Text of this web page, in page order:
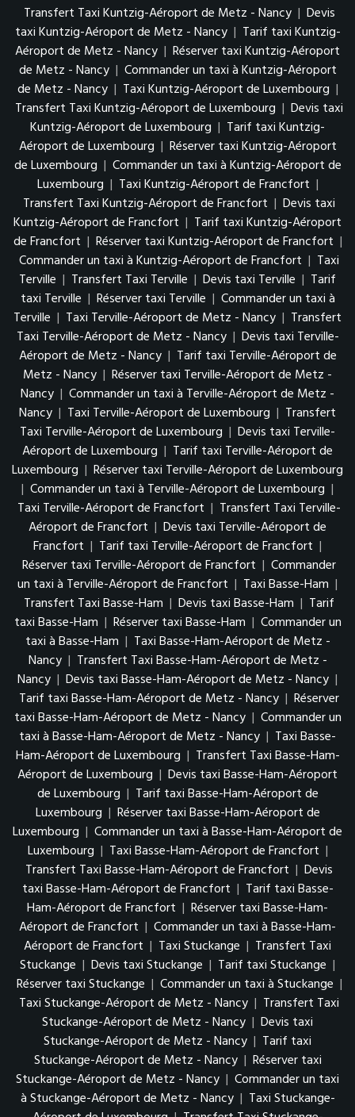
Transfert Taxi Kuntzig-Aéroport de Metz - Nancy | Devis
taxi Kuntzig-Aéroport de Metz - Nancy | Tarif taxi Kuntzig-
Aéroport de Metz - Nancy | Réserver taxi Kuntzig-Aéroport
de Metz - Nancy | Commander un taxi à Kuntzig-Aéroport
de Metz - Nancy | Taxi Kuntzig-Aéroport de Luxembourg |
Transfert Taxi Kuntzig-Aéroport de Luxembourg | Devis taxi
Kuntzig-Aéroport de Luxembourg | Tarif taxi Kuntzig-
Aéroport de Luxembourg | Réserver taxi Kuntzig-Aéroport
de Luxembourg | Commander un taxi à Kuntzig-Aéroport de
Luxembourg | Taxi Kuntzig-Aéroport de Francfort |
Transfert Taxi Kuntzig-Aéroport de Francfort | Devis taxi
Kuntzig-Aéroport de Francfort | Tarif taxi Kuntzig-Aéroport
de Francfort | Réserver taxi Kuntzig-Aéroport de Francfort |
Commander un taxi à Kuntzig-Aéroport de Francfort | Taxi
Terville | Transfert Taxi Terville | Devis taxi Terville | Tarif
taxi Terville | Réserver taxi Terville | Commander un taxi à
Terville | Taxi Terville-Aéroport de Metz - Nancy | Transfert
Taxi Terville-Aéroport de Metz - Nancy | Devis taxi Terville-
Aéroport de Metz - Nancy | Tarif taxi Terville-Aéroport de
Metz - Nancy | Réserver taxi Terville-Aéroport de Metz -
Nancy | Commander un taxi à Terville-Aéroport de Metz -
Nancy | Taxi Terville-Aéroport de Luxembourg | Transfert
Taxi Terville-Aéroport de Luxembourg | Devis taxi Terville-
Aéroport de Luxembourg | Tarif taxi Terville-Aéroport de
Luxembourg | Réserver taxi Terville-Aéroport de Luxembourg
| Commander un taxi à Terville-Aéroport de Luxembourg |
Taxi Terville-Aéroport de Francfort | Transfert Taxi Terville-
Aéroport de Francfort | Devis taxi Terville-Aéroport de
Francfort | Tarif taxi Terville-Aéroport de Francfort |
Réserver taxi Terville-Aéroport de Francfort | Commander
un taxi à Terville-Aéroport de Francfort | Taxi Basse-Ham |
Transfert Taxi Basse-Ham | Devis taxi Basse-Ham | Tarif
taxi Basse-Ham | Réserver taxi Basse-Ham | Commander un
taxi à Basse-Ham | Taxi Basse-Ham-Aéroport de Metz -
Nancy | Transfert Taxi Basse-Ham-Aéroport de Metz -
Nancy | Devis taxi Basse-Ham-Aéroport de Metz - Nancy |
Tarif taxi Basse-Ham-Aéroport de Metz - Nancy | Réserver
taxi Basse-Ham-Aéroport de Metz - Nancy | Commander un
taxi à Basse-Ham-Aéroport de Metz - Nancy | Taxi Basse-
Ham-Aéroport de Luxembourg | Transfert Taxi Basse-Ham-
Aéroport de Luxembourg | Devis taxi Basse-Ham-Aéroport
de Luxembourg | Tarif taxi Basse-Ham-Aéroport de
Luxembourg | Réserver taxi Basse-Ham-Aéroport de
Luxembourg | Commander un taxi à Basse-Ham-Aéroport de
Luxembourg | Taxi Basse-Ham-Aéroport de Francfort |
Transfert Taxi Basse-Ham-Aéroport de Francfort | Devis
taxi Basse-Ham-Aéroport de Francfort | Tarif taxi Basse-
Ham-Aéroport de Francfort | Réserver taxi Basse-Ham-
Aéroport de Francfort | Commander un taxi à Basse-Ham-
Aéroport de Francfort | Taxi Stuckange | Transfert Taxi
Stuckange | Devis taxi Stuckange | Tarif taxi Stuckange |
Réserver taxi Stuckange | Commander un taxi à Stuckange |
Taxi Stuckange-Aéroport de Metz - Nancy | Transfert Taxi
Stuckange-Aéroport de Metz - Nancy | Devis taxi
Stuckange-Aéroport de Metz - Nancy | Tarif taxi
Stuckange-Aéroport de Metz - Nancy | Réserver taxi
Stuckange-Aéroport de Metz - Nancy | Commander un taxi
à Stuckange-Aéroport de Metz - Nancy | Taxi Stuckange-